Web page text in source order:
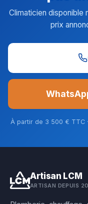
Climaticien disponible
prix
À partir de 3 500 € TTC
Artisan LCM
ARTISAN DEPUIS